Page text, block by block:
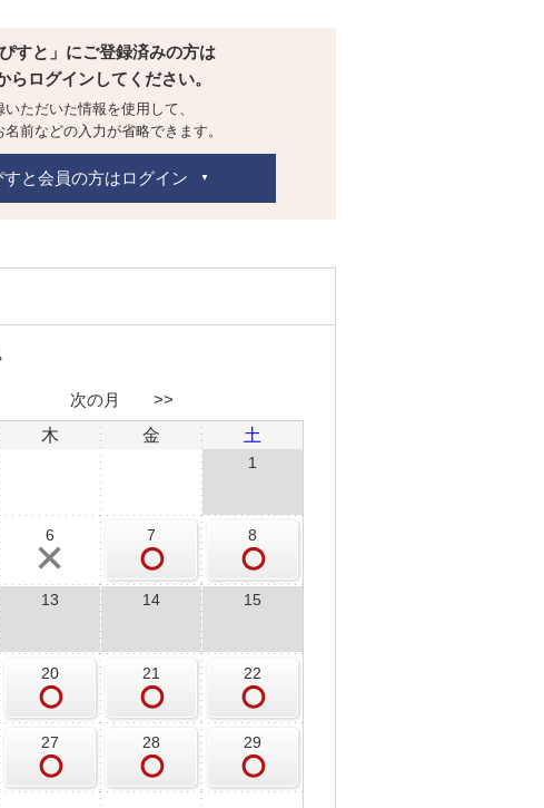
ぴすと」にご登録済みの方は
らログインしてください。
いただいた情報を使用して、
名前などの入力が省略できます。
すと会員の方はログイン
次の月 >>
木 金 土
1
6 7 8
13 14 15
20 21 22
27 28 29